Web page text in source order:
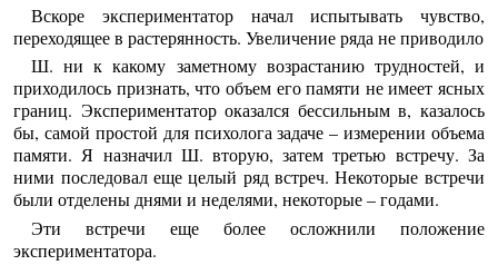
Вскоре экспериментатор начал испытывать чувство,
переходящее в растерянность. Увеличение ряда не приводило
Ш. ни к какому заметному возрастанию трудностей, и
приходилось признать, что объем его памяти не имеет ясных
границ. Экспериментатор оказался бессильным в, казалось
бы, самой простой для психолога задаче – измерении объема
памяти. Я назначил Ш. вторую, затем третью встречу. За
ними последовал еще целый ряд встреч. Некоторые встречи
были отделены днями и неделями, некоторые – годами.
Эти встречи еще более осложнили положение
экспериментатора.